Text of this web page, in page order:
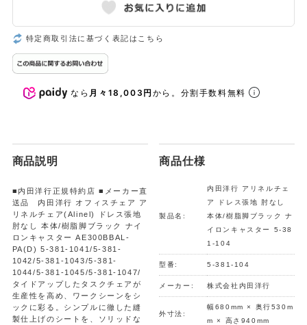
特定商取引法に基づく表記はこちら
なら 月々18,003円から。分割手数料無料
商品説明
■内田洋行正規特約店 ■メーカー直
送品 内田洋行 オフィスチェア ア
リネルチェア(Alinel) ドレス張地
肘なし 本体/樹脂脚ブラック ナイ
ロンキャスター AE300BBAL-
PA(D) 5-381-1041/5-381-
1042/5-381-1043/5-381-
1044/5-381-1045/5-381-1047/
タイドアップしたタスクチェアが
生産性を高め、ワークシーンをシ
ックに彩る。シンプルに徹した縫
製仕上げのシートを、ソリッドな
商品仕様
製品名:
内田洋行 アリネルチェ
ア ドレス張地 肘なし
本体/樹脂脚ブラック ナ
イロンキャスター 5-38
1-104
型番: 5-381-104
メーカー: 株式会社内田洋行
外寸法:
幅680mm × 奥行530m
m × 高さ940mm